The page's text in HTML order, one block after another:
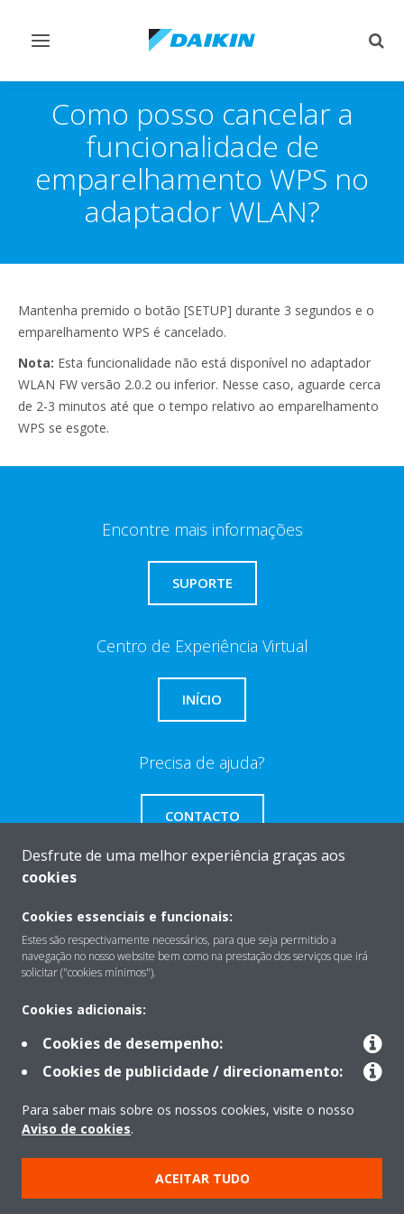
Comutar
Como posso cancelar a
funcionalidade de
emparelhamento WPS no
adaptador WLAN?
Mantenha premido o botão [SETUP] durante 3 segundos e o
emparelhamento WPS é cancelado.
Nota: Esta funcionalidade não está disponível no adaptador
WLAN FW versão 2.0.2 ou inferior. Nesse caso, aguarde cerca
de 2-3 minutos até que o tempo relativo ao emparelhamento
WPS se esgote.
Encontre mais informações
SUPORTE
Centro de Experiência Virtual
INÍCIO
Precisa de ajuda?
CONTACTO
Sobre
Contacto
Produtos
Copyright © Daikin
Desfrute de uma melhor experiência graças aos
cookies
Cookies essenciais e funcionais:
Estes são respectivamente necessários, para que seja permitido a
navegação no nosso website bem como na prestação dos serviços que irá
solicitar ("cookies mínimos").
Cookies adicionais:
Cookies de desempenho:
Cookies de publicidade / direcionamento:
Para saber mais sobre os nossos cookies, visite o nosso
Aviso de cookies.
ACEITAR TUDO